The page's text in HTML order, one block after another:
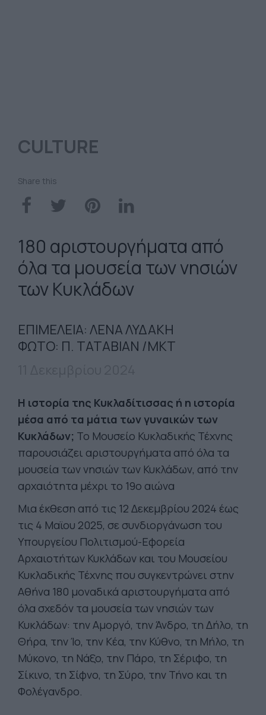
CULTURE
Share this
180 αριστουργήματα από
όλα τα μουσεία των νησιών
των Κυκλάδων
ΕΠΙΜΕΛΕΙΑ: ΛΕΝΑ ΛΥΔΑΚΗ
ΦΩΤΟ: Π. ΤΑΤΑΒΙΑΝ /ΜΚΤ
Η ιστορία της Κυκλαδίτισσας ή η ιστορία
μέσα από τα μάτια των γυναικών των
Κυκλάδων; Το Μουσείο Κυκλαδικής Τέχνης
παρουσιάζει αριστουργήματα από όλα τα
μουσεία των νησιών των Κυκλάδων, από την
αρχαιότητα μέχρι το 19ο αιώνα
Μια έκθεση από τις 12 Δεκεμβρίου 2024 έως
τις 4 Μαϊου 2025, σε συνδιοργάνωση του
Υπουργείου Πολιτισμού-Εφορεία
Αρχαιοτήτων Κυκλάδων και του Μουσείου
Κυκλαδικής Τέχνης που συγκεντρώνει στην
Αθήνα 180 μοναδικά αριστουργήματα από
όλα σχεδόν τα μουσεία των νησιών των
Κυκλάδων: την Αμοργό, την Άνδρο, τη Δήλο, τη
Θήρα, την Ίο, την Κέα, την Κύθνο, τη Μήλο, τη
Μύκονο, τη Νάξο, την Πάρο, τη Σέριφο, τη
Σίκινο, τη Σίφνο, τη Σύρο, την Τήνο και τη
Φολέγανδρο.